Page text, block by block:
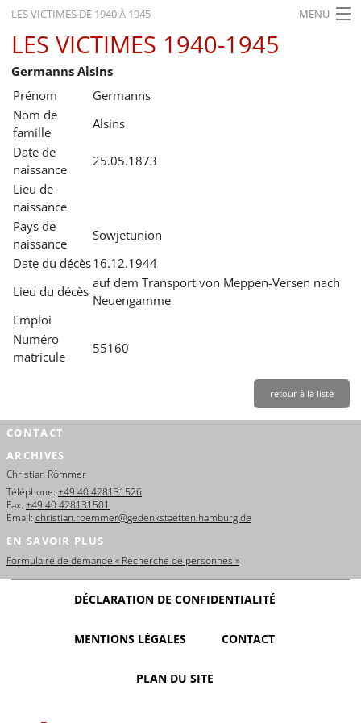
LES VICTIMES DE 1940 À 1945 MENU
ACCUEIL
ACTUALITÉS
EXPOSITIONS
HISTORIQUE
FORMATION
RECHERCHE
SERVICE
Français
LES VICTIMES 1940-1945
Germanns Alsins
Prénom
Germanns
Nom de
famille
Alsins
Date de
naissance
25.05.1873
Lieu de
naissance
Pays de
naissance
Sowjetunion
Date du décès16.12.1944
Lieu du décès
auf dem Transport von Meppen-Versen nach
Neuengamme
Emploi
Numéro
matricule
55160
retour à la liste
CONTACT
ARCHIVES
Christian Römmer
Téléphone: +49 40 428131526
Fax: +49 40 428131501
Email: christian.roemmer@gedenkstaetten.hamburg.de
EN SAVOIR PLUS
Formulaire de demande « Recherche de personnes »
DÉCLARATION DE CONFIDENTIALITÉ
MENTIONS LÉGALES CONTACT
PLAN DU SITE